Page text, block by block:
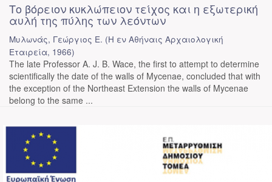
Το βόρειον κυκλώπειον τείχος και η εξωτερική
αυλή της πύλης των λεόντων
Μυλωνάς, Γεώργιος Ε. (Η εν Αθήναις Αρχαιολογική
Εταιρεία, 1966)
The late Professor A. J. B. Wace, the first to attempt to determine
scientifically the date of the walls of Mycenae, concluded that with
the exception of the Northeast Extension the walls of Mycenae
belong to the same ...